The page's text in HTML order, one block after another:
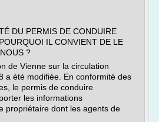
DU PERMIS DE CONDUIRE
IL CONVIENT DE LE
?
de Vienne sur la circulation
a été modifiée. En conformité des
le permis de conduire
les informations
propriétaire dont les agents de